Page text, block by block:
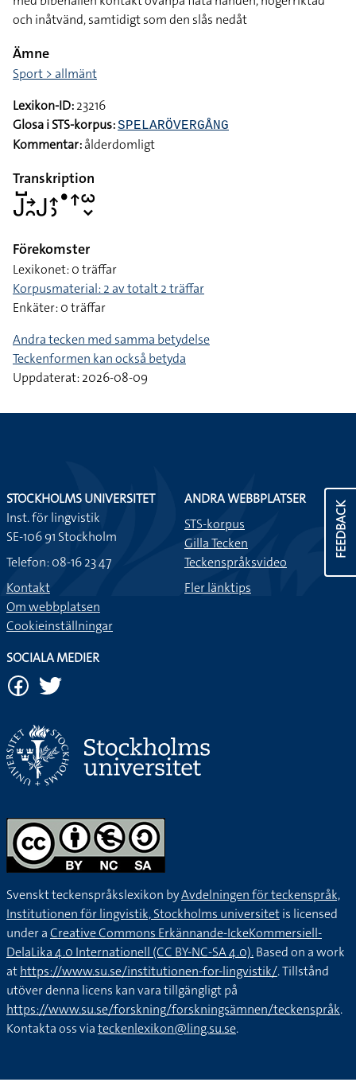
och inåtvänd, samtidigt som den slås nedåt
Ämne
Sport > allmänt
Lexikon-ID:23216
Glosa i STS-korpus:SPELARÖVERGÅNG
Kommentar:ålderdomligt
Transkription
􌤢􌤹􌥔􌥘􌤢􌤴􌤶􌤟􌦃􌥱􌦀
Förekomster
Lexikonet: 0 träffar
Korpusmaterial: 2 av totalt 2 träffar
Enkäter: 0 träffar
Andra tecken med samma betydelse
Teckenformen kan också betyda
Uppdaterat: 2026-08-09
FEEDBACK
STOCKHOLMS UNIVERSITET
Inst. för lingvistik
SE-106 91 Stockholm
Telefon: 08-16 23 47
Kontakt
Om webbplatsen
Cookieinställningar
ANDRA WEBBPLATSER
STS-korpus
Gilla Tecken
Teckenspråksvideo
Fler länktips
SOCIALA MEDIER
Svenskt teckenspråkslexikon byAvdelningen för teckenspråk,
Institutionen för lingvistik, Stockholms universitetis licensed
under aCreative Commons Erkännande-IckeKommersiell-
DelaLika 4.0 Internationell (CC BY-NC-SA 4.0).Based on a work
athttps://www.su.se/institutionen-for-lingvistik/. Tillstånd
utöver denna licens kan vara tillgängligt på
https://www.su.se/forskning/forskningsämnen/teckenspråk.
Kontakta oss viateckenlexikon@ling.su.se.